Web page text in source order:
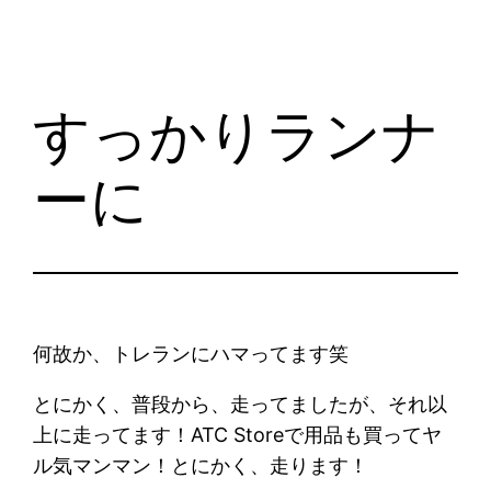
すっかりランナ
ーに
何故か、トレランにハマってます笑
とにかく、普段から、走ってましたが、それ以
上に走ってます！ATC Storeで用品も買ってヤ
ル気マンマン！とにかく、走ります！